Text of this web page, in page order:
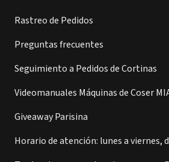
Rastreo de Pedidos
Preguntas frecuentes
Seguimiento a Pedidos de Cortinas
Videomanuales Máquinas de Coser
Giveaway Parisina
Horario de atención: lunes a viernes,